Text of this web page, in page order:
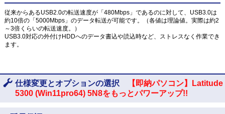
従来からあるUSB2.0の転送速度が「480Mbps」であるのに対して、USB3.0は
約10倍の「5000Mbps」のデータ転送が可能です。（各値は理論値。実際は約2
～3倍くらいの転送速度。）
USB3.0対応の外付けHDDへのデータ書込や読込時など、ストレスなく作業でき
ます。
仕様変更とオプションの選択
【即納パソコン】Latitude
5300 (Win11pro64) 5N8をもっとパワーアップ!!